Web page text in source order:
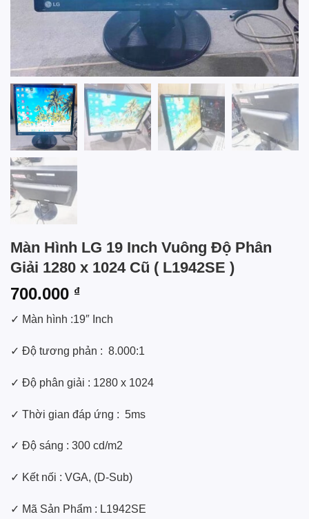
Màn Hình LG 19 Inch Vuông Độ Phân
Giải 1280 x 1024 Cũ ( L1942SE )
700.000 ₫
✓ Màn hình :19″ Inch
✓ Độ tương phản : 8.000:1
✓ Độ phân giải : 1280 x 1024
✓ Thời gian đáp ứng : 5ms
✓ Độ sáng : 300 cd/m2
✓ Kết nối : VGA, (D-Sub)
✓ Mã Sản Phẩm : L1942SE